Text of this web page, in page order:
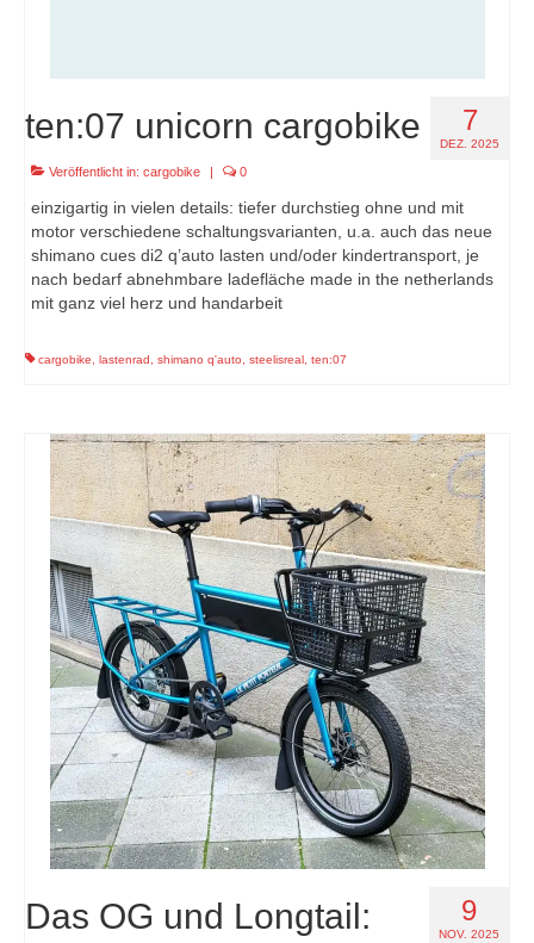
7
DEZ. 2025
ten:07 unicorn cargobike
Veröffentlicht in: cargobike | 0
einzigartig in vielen details: tiefer durchstieg ohne und mit
motor verschiedene schaltungsvarianten, u.a. auch das neue
shimano cues di2 q’auto lasten und/oder kindertransport, je
nach bedarf abnehmbare ladefläche made in the netherlands
mit ganz viel herz und handarbeit
cargobike lastenrad shimano q'auto steelisreal ten:07
9
NOV. 2025
Das OG und Longtail: